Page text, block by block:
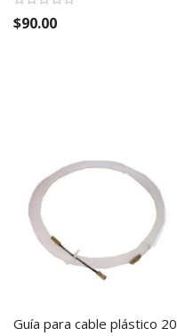
$90.00
Guía para cable plástico 20